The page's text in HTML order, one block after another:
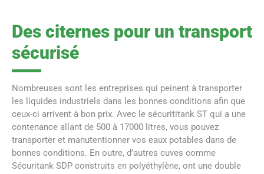
Des citernes pour un transport
sécurisé
Nombreuses sont les entreprises qui peinent à transporter
les liquides industriels dans les bonnes conditions afin que
ceux-ci arrivent à bon prix. Avec le sécurititank ST qui a une
contenance allant de 500 à 17000 litres, vous pouvez
transporter et manutentionner vos eaux potables dans de
bonnes conditions. En outre, d’autres cuves comme
Sécuritank SDP construits en polyéthylène, ont une double